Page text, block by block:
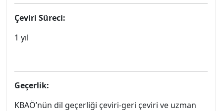
Çeviri Süreci:
1 yıl
Geçerlik:
KBAÖ’nün dil geçerliği çeviri-geri çeviri ve uzman